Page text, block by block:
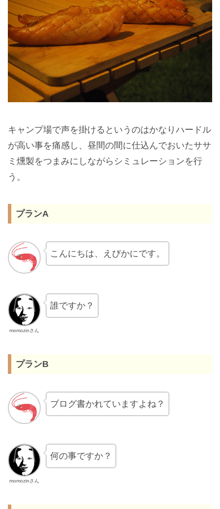
キャンプ場で声を掛けるというのはかなりハードル
が高い事を痛感し、昼間の間に仕込んでおいたササ
ミ燻製をつまみにしながらシミュレーションを行
う。
プランA
こんにちは、えびかにです。
momozinさん
誰ですか？
プランB
ブログ書かれていますよね？
momozinさん
何の事ですか？